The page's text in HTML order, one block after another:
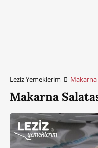
Leziz Yemeklerim Makarna
Makarna